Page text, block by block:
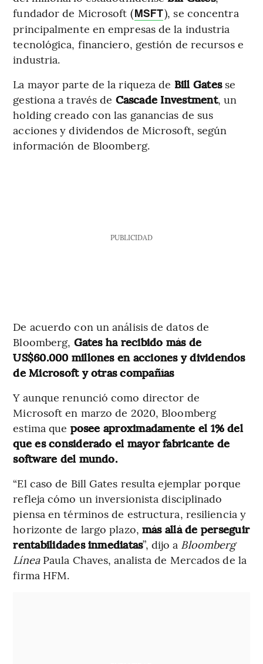
fundador de Microsoft (MSFT), se concentra
principalmente en empresas de la industria
tecnológica, financiero, gestión de recursos e
industria.
La mayor parte de la riqueza de Bill Gates se
gestiona a través de Cascade Investment, un
holding creado con las ganancias de sus
acciones y dividendos de Microsoft, según
información de Bloomberg.
PUBLICIDAD
De acuerdo con un análisis de datos de
Bloomberg, Gates ha recibido más de
US$60.000 millones en acciones y dividendos
de Microsoft y otras compañías
Y aunque renunció como director de
Microsoft en marzo de 2020, Bloomberg
estima que posee aproximadamente el 1% del
que es considerado el mayor fabricante de
software del mundo.
“El caso de Bill Gates resulta ejemplar porque
refleja cómo un inversionista disciplinado
piensa en términos de estructura, resiliencia y
horizonte de largo plazo, más allá de perseguir
rentabilidades inmediatas”, dijo a Bloomberg
LíneaPaula Chaves, analista de Mercados de la
firma HFM.